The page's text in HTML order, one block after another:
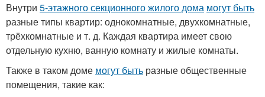
Внутри 5-этажного секционного жилого дома могут быть
разные типы квартир: однокомнатные, двухкомнатные,
трёхкомнатные и т. д. Каждая квартира имеет свою
отдельную кухню, ванную комнату и жилые комнаты.
Также в таком доме могут быть разные общественные
помещения, такие как: